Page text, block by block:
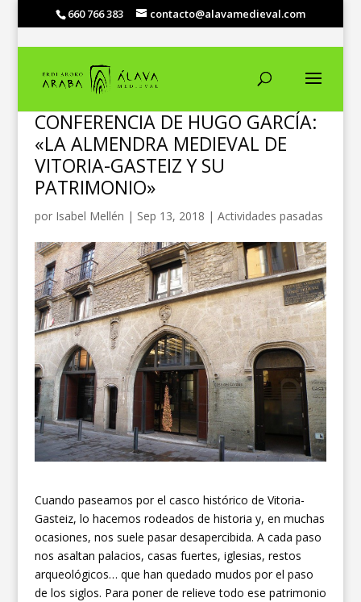
660 766 383 contacto@alavamedieval.com
CONFERENCIA DE HUGO GARCÍA:
«LA ALMENDRA MEDIEVAL DE
VITORIA-GASTEIZ Y SU
PATRIMONIO»
por Isabel Mellén | Sep 13, 2018 | Actividades pasadas
Cuando paseamos por el casco histórico de Vitoria-
Gasteiz, lo hacemos rodeados de historia y, en muchas
ocasiones, nos suele pasar desapercibida. A cada paso
nos asaltan palacios, casas fuertes, iglesias, restos
arqueológicos… que han quedado mudos por el paso
de los siglos. Para poner de relieve todo ese patrimonio